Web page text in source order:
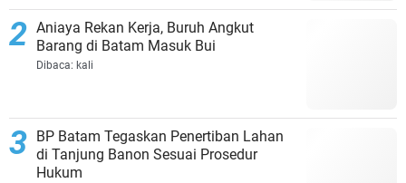
Aniaya Rekan Kerja, Buruh Angkut
Barang di Batam Masuk Bui
Dibaca: kali
BP Batam Tegaskan Penertiban Lahan
di Tanjung Banon Sesuai Prosedur
Hukum